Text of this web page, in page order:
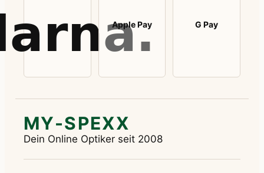
Apple Pay G Pay
MY-SPEXX
Dein Online Optiker seit 2008